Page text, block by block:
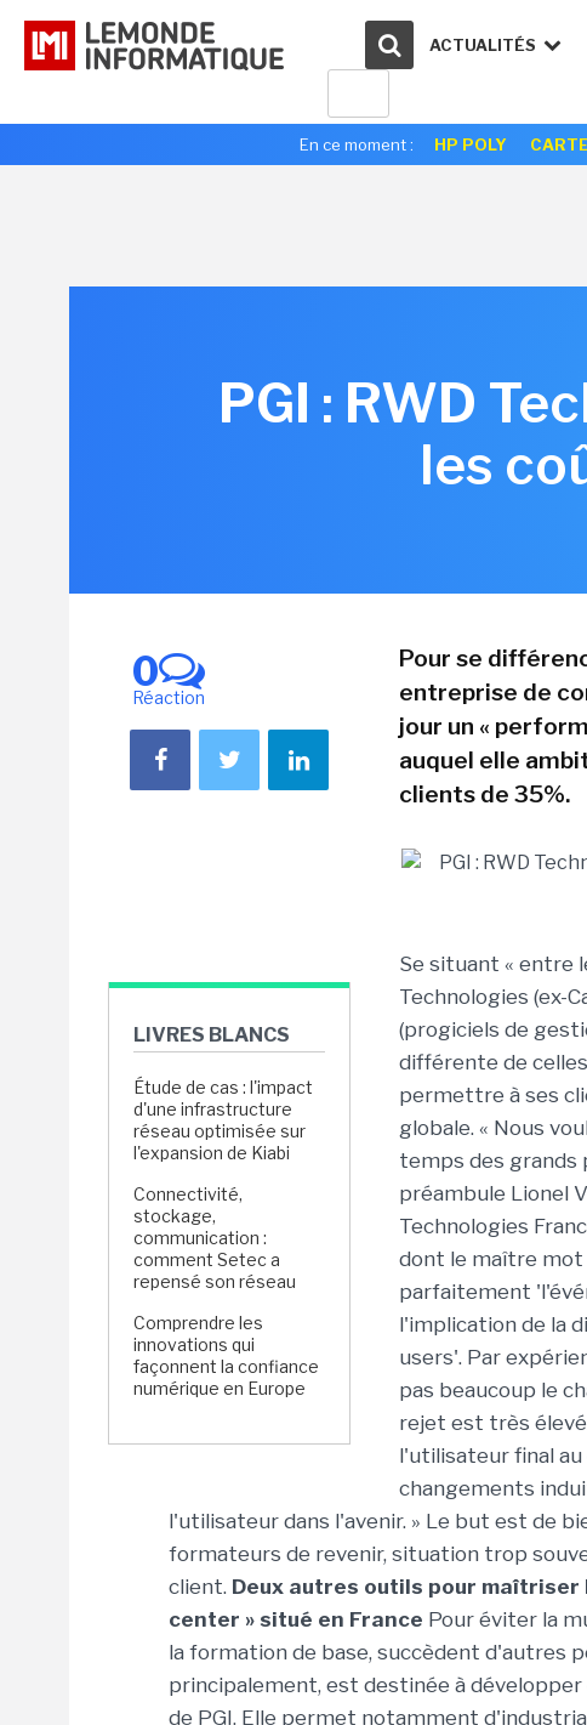
ACTUALITÉS
En ce moment : HP POLY
PGI : RWD
les
0
Réaction
LIVRES BLANCS
Étude de cas : l'impact
d'une infrastructure
réseau optimisée sur
l'expansion de Kiabi
Connectivité,
stockage,
communication :
comment Setec a
repensé son réseau
Comprendre les
innovations qui
façonnent la confiance
numérique en Europe
Pour se
entreprise de
jour un «
auquel elle
clients de 35%.
Se situant « entre
Technologies (ex-
(progiciels de
différente de
permettre à ses
globale. « Nous
temps des grands
préambule Lionel
Technologies
dont le maître mot
parfaitement
l'implication de la
users'. Par
pas beaucoup le
rejet est très
l'utilisateur final
changements
l'utilisateur dans l'avenir. » Le but est de
formateurs de revenir, situation trop
client. Deux autres outils pour maîtriser
center » situé en France Pour éviter la
la formation de base, succèdent d'autres
principalement, est destinée à
de PGI. Elle permet notamment